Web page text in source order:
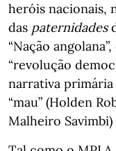
heróis nacionais,
das paternidades
“Nação
“revolução
narrativa primária
“mau” (Holden
Malheiro Savimbi)